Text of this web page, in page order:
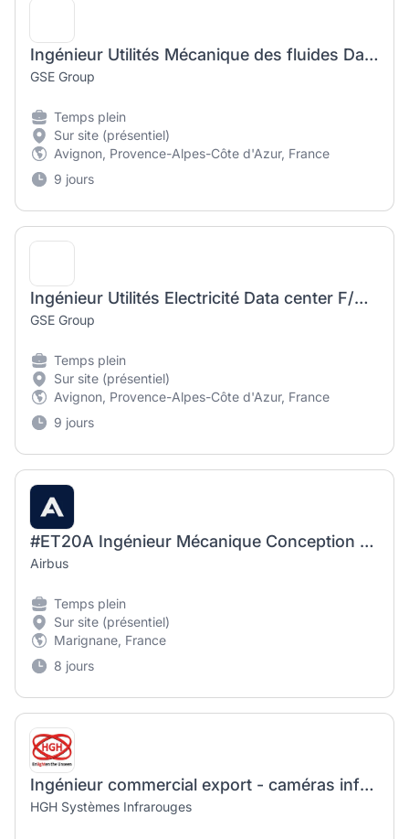
Ingénieur Utilités Mécanique des fluides Data center F/H - GRADUATE PROGRAM
GSE Group
Temps plein
Sur site (présentiel)
Avignon, Provence-Alpes-Côte d'Azur, France
9 jours
Ingénieur Utilités Electricité Data center F/H - GRADUATE PROGRAM
GSE Group
Temps plein
Sur site (présentiel)
Avignon, Provence-Alpes-Côte d'Azur, France
9 jours
#ET20A Ingénieur Mécanique Conception d’outillages de maintenance sur Hélicoptère (f/h)
Airbus
Temps plein
Sur site (présentiel)
Marignane, France
8 jours
Ingénieur commercial export - caméras infrarouges panoramiques (H/F)
HGH Systèmes Infrarouges